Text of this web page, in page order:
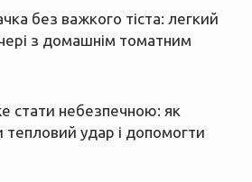
без важкого тіста: легкий
з домашнім томатним
стати небезпечною: як
тепловий удар і допомогти